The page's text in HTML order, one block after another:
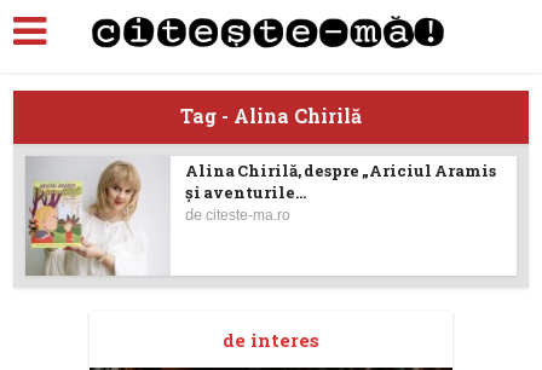
Tag - Alina Chirilă
Alina Chirilă, despre „Ariciul Aramis
şi aventurile...
deciteste-ma.ro
de interes